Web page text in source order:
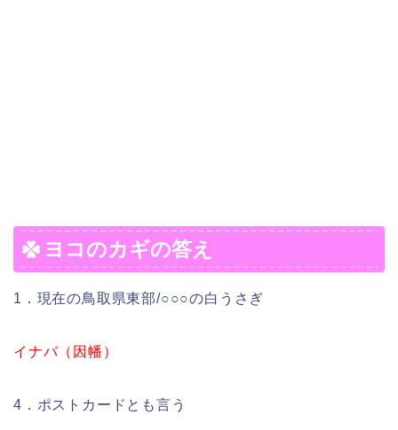
ヨコのカギの答え
1．現在の鳥取県東部/○○○の白うさぎ
イナバ（因幡）
4．ポストカードとも言う